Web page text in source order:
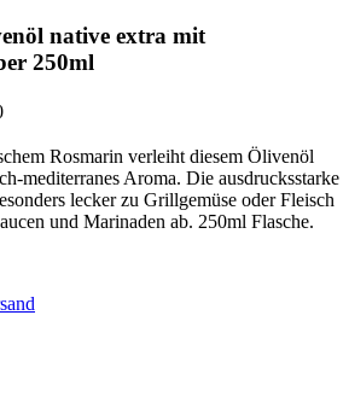
native extra mit
250ml
Rosmarin verleiht diesem Ölivenöl
mediterranes Aroma. Die ausdrucksstarke
lecker zu Grillgemüse oder Fleisch
und Marinaden ab. 250ml Flasche.